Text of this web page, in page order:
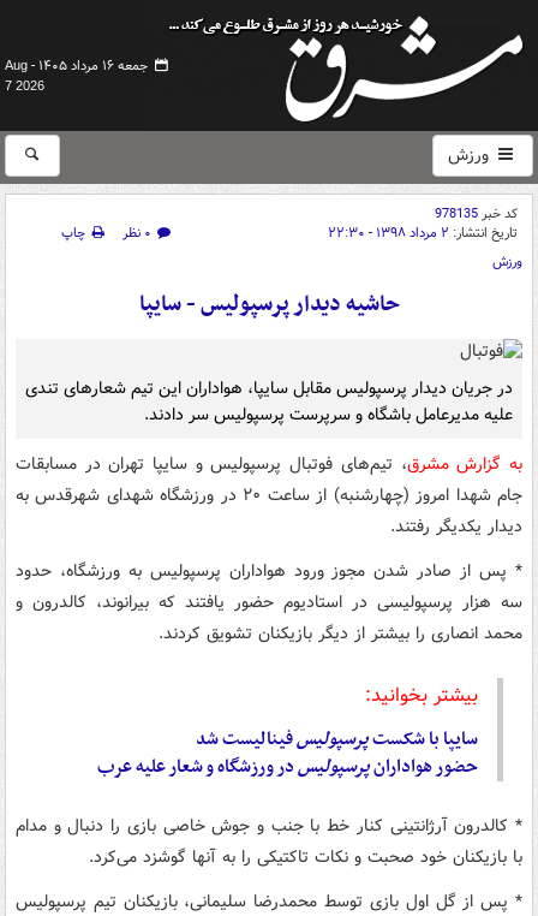
جمعه ۱۶ مرداد ۱۴۰۵ -
Aug
7 2026
ورزش
کد خبر978135
تاریخ انتشار: ۲ مرداد ۱۳۹۸ - ۲۲:۳۰ ۰ نظر
چاپ
ورزش
حاشیه دیدار پرسپولیس - سایپا
در جریان دیدار پرسپولیس مقابل سایپا، هواداران این تیم شعارهای تندی
علیه مدیرعامل باشگاه و سرپرست پرسپولیس سر دادند.
به گزارش مشرق، تیم‌های فوتبال پرسپولیس و سایپا تهران در مسابقات
جام شهدا امروز (چهارشنبه) از ساعت ۲۰ در ورزشگاه شهدای شهرقدس به
دیدار یکدیگر رفتند.
* پس از صادر شدن مجوز ورود هواداران پرسپولیس به ورزشگاه، حدود
سه هزار پرسپولیسی در استادیوم حضور یافتند که بیرانوند، کالدرون و
محمد انصاری را بیشتر از دیگر بازیکنان تشویق کردند.
بیشتر بخوانید:
سایپا با شکستپرسپولیسفینالیست شد
حضور هوادارانپرسپولیسدر ورزشگاه و شعار علیه عرب
* کالدرون آرژانتینی کنار خط با جنب و جوش خاصی بازی را دنبال و مدام
با بازیکنان خود صحبت و نکات تاکتیکی را به آنها گوشزد می‌کرد.
* پس از گل اول بازی توسط محمدرضا سلیمانی، بازیکنان تیم پرسپولیس